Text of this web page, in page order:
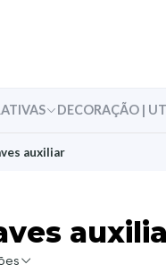
DECORAÇÃO |
auxiliar